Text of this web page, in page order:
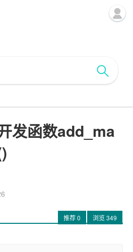
发函数add_ma
推荐0 浏览349